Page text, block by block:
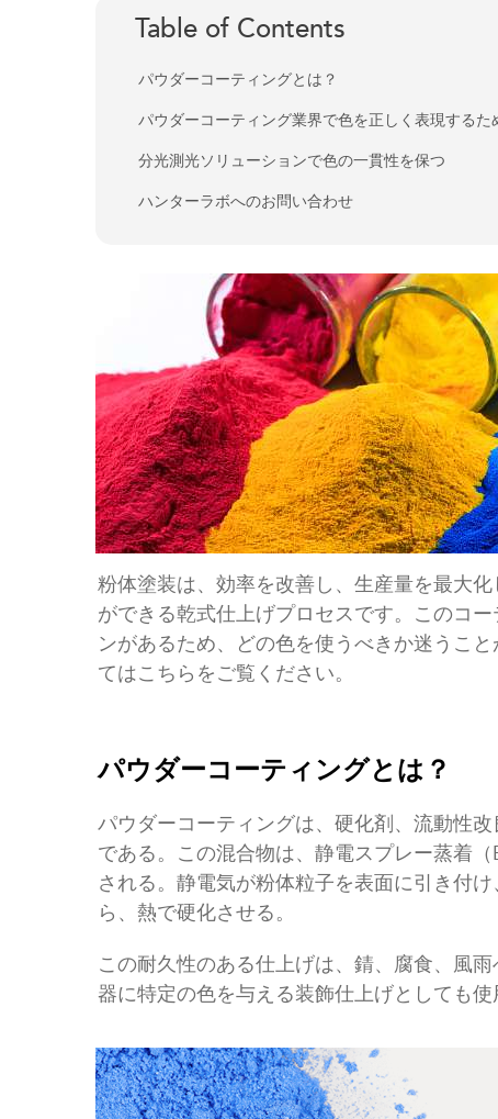
Table of Contents
パウダーコーティングとは？
パウダーコーティング業界で色を正しく表現するた
分光測光ソリューションで色の一貫性を保つ
ハンターラボへのお問い合わせ
粉体塗装は、効率を改善し、生産量を最大
ができる乾式仕上げプロセスです。このコ
ンがあるため、どの色を使うべきか迷うこ
てはこちらをご覧ください。
パウダーコーティングとは？
パウダーコーティングは、硬化剤、流動性
である。この混合物は、静電スプレー蒸着
される。静電気が粉体粒子を表面に引き付
ら、熱で硬化させる。
この耐久性のある仕上げは、錆、腐食、風
器に特定の色を与える装飾仕上げとしても使